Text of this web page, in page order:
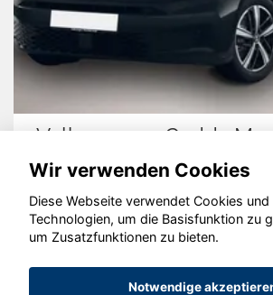
Maxi
© konjunkturmotor.de GmbH
Wir verwenden Cookies
Diese Webseite verwendet Cookies
Technologien, um die Basisfunktion zu
um Zusatzfunktionen zu bieten.
Notwendige